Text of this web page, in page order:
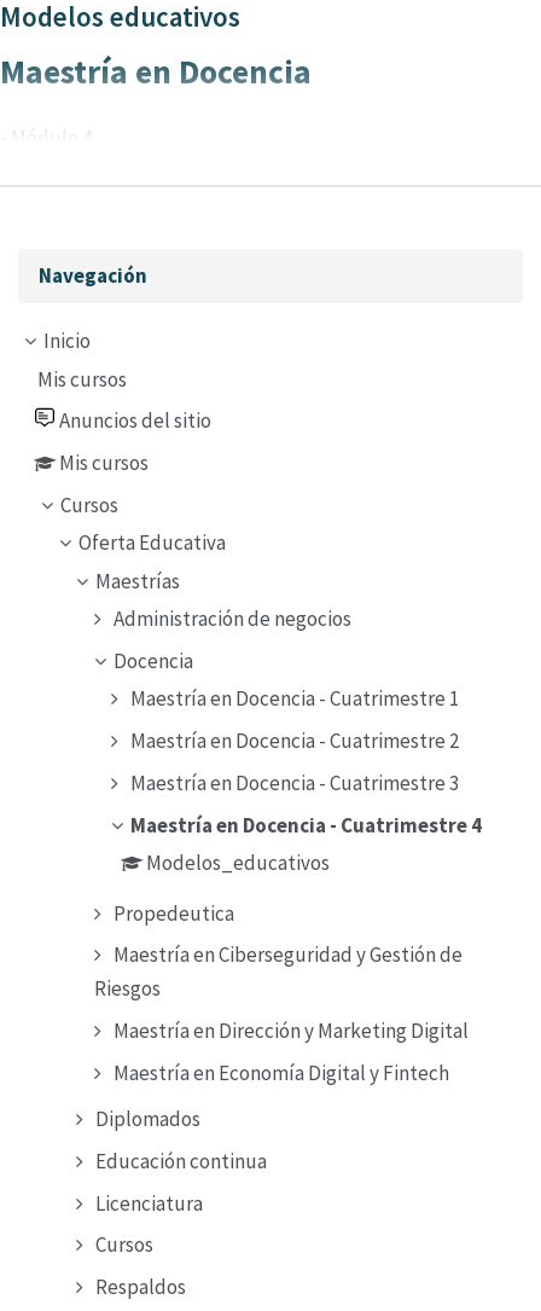
Modelos educativos
Maestría en Docencia
Módulo 4
Omitir Navegación
Navegación
Inicio
Mis cursos
Anuncios del sitio
Mis cursos
Cursos
Oferta Educativa
Maestrías
Administración de negocios
Docencia
Maestría en Docencia - Cuatrimestre 1
Maestría en Docencia - Cuatrimestre 2
Maestría en Docencia - Cuatrimestre 3
Maestría en Docencia - Cuatrimestre 4
Modelos_educativos
Propedeutica
Maestría en Ciberseguridad y Gestión de
Riesgos
Maestría en Dirección y Marketing Digital
Maestría en Economía Digital y Fintech
Diplomados
Educación continua
Licenciatura
Cursos
Respaldos